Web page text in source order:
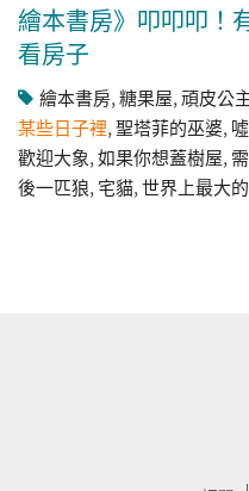
繪本書房》叩叩叩！
看房子
繪本書房,糖果屋,頑皮公
某些日子裡,聖塔菲的巫婆,
歡迎大象,如果你想蓋樹屋,
後一匹狼, 宅貓,世界上最大